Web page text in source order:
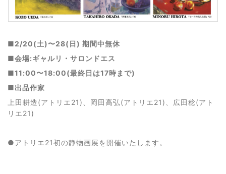
■2/20(土)〜28(日) 期間中無休
■会場:ギャルリ・サロンドエス
■11:00〜18:00(最終日は17時まで)
■出品作家
上田耕造(アトリエ21)、岡田高弘(アトリエ21)、広田稔(アト
リエ21)
●アトリエ21初の静物画展を開催いたします。